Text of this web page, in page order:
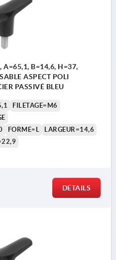
A=65,1, B=14,6, H=37,
ASPECT POLI
PASSIVÉ BLEU
FILETAGE=M6
FORME=L
LARGEUR=14,6
DÉTAILS